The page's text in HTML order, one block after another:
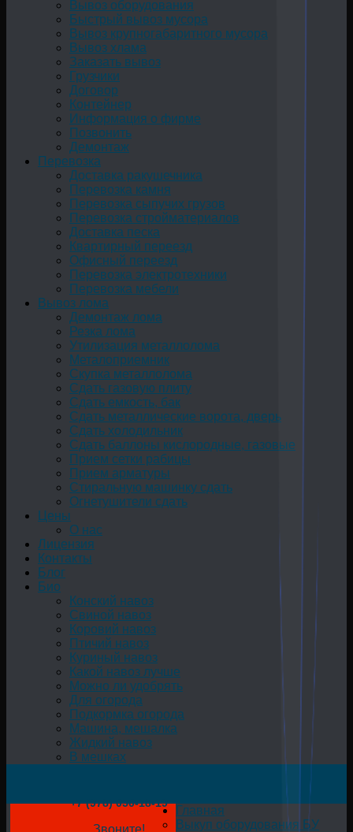
Вывоз оборудования
Быстрый вывоз мусора
Вывоз крупногабаритного мусора
Вывоз хлама
Заказать вывоз
Грузчики
Договор
Контейнер
Информация о фирме
Позвонить
Демонтаж
Перевозка
Доставка ракушечника
Перевозка камня
Перевозка сыпучих грузов
Перевозка стройматериалов
Доставка песка
Квартирный переезд
Офисный переезд
Перевозка электротехники
Перевозка мебели
Вывоз лома
Демонтаж лома
Резка лома
Утилизация металлолома
Металоприемник
Скупка металлолома
Сдать газовую плиту
Сдать емкость, бак
Cдать металлические ворота, дверь
Сдать холодильник
Сдать баллоны кислородные, газовые
Прием сетки рабицы
Прием арматуры
Стиральную машинку сдать
Огнетушители сдать
Цены
О нас
Лицензия
Контакты
Блог
Био
Конский навоз
Свиной навоз
Коровий навоз
Птичий навоз
Куриный навоз
Какой навоз лучше
Можно ли удобрять
Для огорода
Подкормка огорода
Машина, мешалка
Жидкий навоз
В мешках
+7 (978) 050-18-19
Звоните!
Главная
Выкуп оборудования БУ